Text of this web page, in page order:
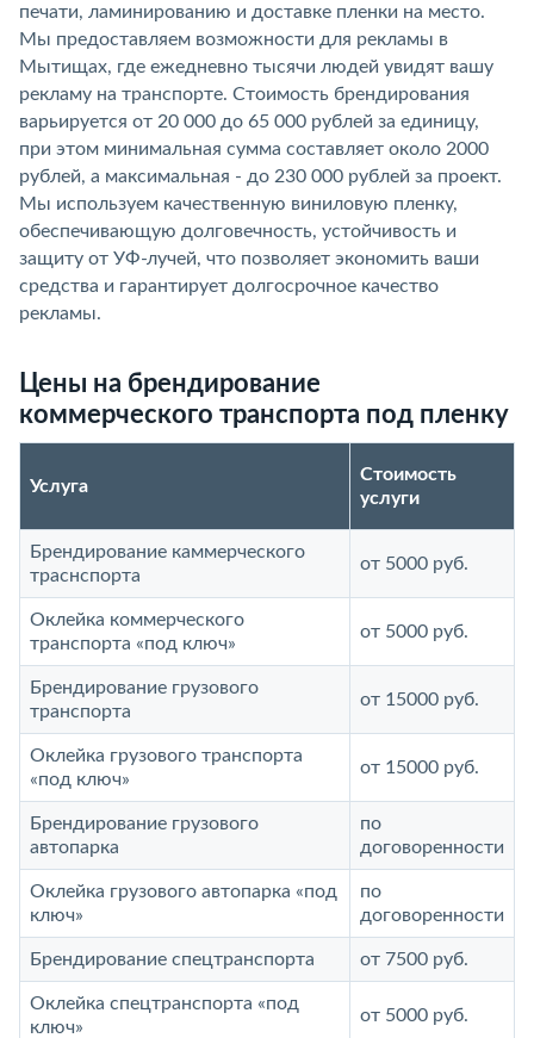
печати, ламинированию и доставке пленки на место.
Мы предоставляем возможности для рекламы в
Мытищах, где ежедневно тысячи людей увидят вашу
рекламу на транспорте. Стоимость брендирования
варьируется от 20 000 до 65 000 рублей за единицу,
при этом минимальная сумма составляет около 2000
рублей, а максимальная - до 230 000 рублей за проект.
Мы используем качественную виниловую пленку,
обеспечивающую долговечность, устойчивость и
защиту от УФ-лучей, что позволяет экономить ваши
средства и гарантирует долгосрочное качество
рекламы.
Цены на брендирование
коммерческого транспорта под пленку
Услуга
Стоимость
услуги
Брендирование каммерческого
траснспорта
от 5000 руб.
Оклейка коммерческого
транспорта «под ключ»
от 5000 руб.
Брендирование грузового
транспорта
от 15000 руб.
Оклейка грузового транспорта
«под ключ»
от 15000 руб.
Брендирование грузового
автопарка
по
договоренности
Оклейка грузового автопарка «под
ключ»
по
договоренности
Брендирование спецтранспорта от 7500 руб.
Оклейка спецтранспорта «под
ключ»
от 5000 руб.